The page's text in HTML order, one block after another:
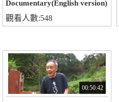
Documentary(English version)
觀看人數:548
00:50:42